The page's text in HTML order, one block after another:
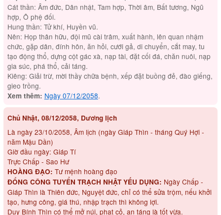
Cát thần: Âm đức, Dân nhật, Tam hợp, Thời âm, Bất tương, Ngũ
hợp, Ô phệ đối.
Hung thần: Tử khí, Huyền vũ.
Nên: Họp thân hữu, đội mũ cài trâm, xuất hành, lên quan nhậm
chức, gặp dân, đính hôn, ăn hỏi, cưới gả, di chuyển, cắt may, tu
tạo động thổ, dựng cột gác xà, nạp tài, đặt cối đá, chăn nuôi, nạp
gia súc, phá thổ, cải táng.
Kiêng: Giải trừ, mời thầy chữa bệnh, xếp đặt buồng đẻ, đào giếng,
gieo trồng.
Xem thêm: Ngày 07/12/2058.
Chủ Nhật, 08/12/2058, Dương lịch
Là ngày 23/10/2058, Âm lịch (ngày Giáp Thìn - tháng Quý Hợi -
năm Mậu Dần)
Giờ đầu ngày: Giáp Tí
Trực Chấp - Sao Hư
HOÀNG ĐẠO: Tư mệnh hoàng đạo
ĐỔNG CÔNG TUYỂN TRẠCH NHẬT YẾU DỤNG: Ngày Chấp -
Giáp Thìn là Thiên đức, Nguyệt đức, chỉ có thể sửa trộm, nếu khởi
tạo, hưng công, giá thú, nhập trạch thì không lợi.
Duy Bính Thìn có thể mở núi, phạt cỏ, an táng là tốt vừa.